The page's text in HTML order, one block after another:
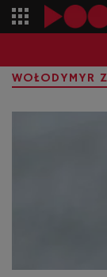
WOŁODYMYR